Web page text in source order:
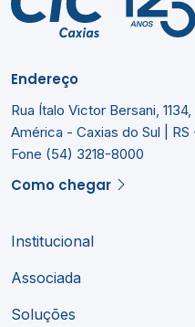
Endereço
Rua Ítalo Victor Bersani,
América - Caxias do Sul | RS
Fone (54) 3218-8000
Como chegar
Institucional
Associada
Soluções